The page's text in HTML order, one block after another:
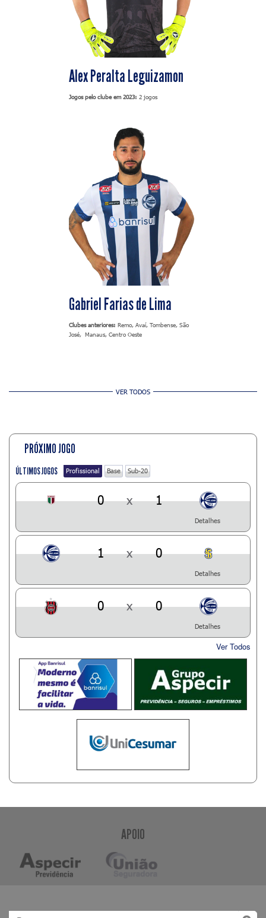
Alex Peralta Leguizamon
Jogos pelo clube em 2023: 2 jogos
Gabriel Farias de Lima
Clubes anteriores: Remo, Avaí, Tombense, São
José, Manaus, Centro Oeste
VER TODOS
PRÓXIMO JOGO
ÚLTIMOS JOGOS Profissional Base Sub-20
0 x 1
Detalhes
1 x 0
Detalhes
0 x 0
Detalhes
Ver Todos
APOIO